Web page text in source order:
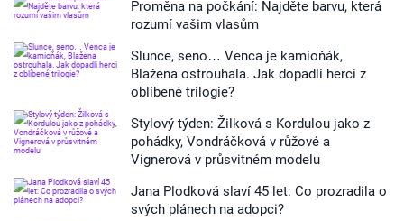
Proměna na počkání: Najděte barvu, která
rozumí vašim vlasům
Slunce, seno… Venca je kamioňák,
Blažena ostrouhala. Jak dopadli herci z
oblíbené trilogie?
Stylový týden: Žilková s Kordulou jako z
pohádky, Vondráčková v růžové a
Vignerová v průsvitném modelu
Jana Plodková slaví 45 let: Co prozradila o
svých plánech na adopci?